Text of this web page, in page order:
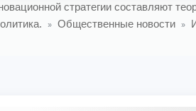
стратегии составляют
» Общественные новости »